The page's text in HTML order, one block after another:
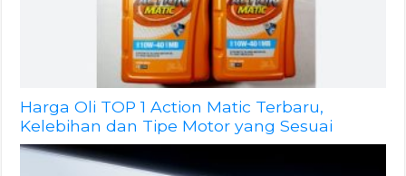
Harga Oli TOP 1 Action Matic Terbaru,
Kelebihan dan Tipe Motor yang Sesuai